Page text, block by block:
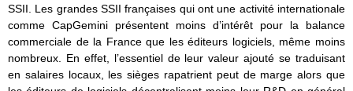
SSII. Les grandes SSII françaises qui ont une activité internationale
comme CapGemini présentent moins d’intérêt pour la balance
commerciale de la France que les éditeurs logiciels, même moins
nombreux. En effet, l’essentiel de leur valeur ajouté se traduisant
en salaires locaux, les sièges rapatrient peut de marge alors que